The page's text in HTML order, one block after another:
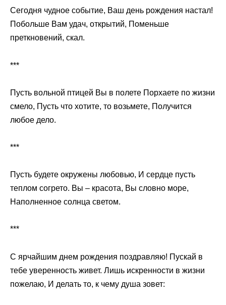
Сегодня чудное событие, Ваш день рождения настал!
Побольше Вам удач, открытий, Поменьше
преткновений, скал.
***
Пусть вольной птицей Вы в полете Порхаете по жизни
смело, Пусть что хотите, то возьмете, Получится
любое дело.
***
Пусть будете окружены любовью, И сердце пусть
теплом согрето. Вы – красота, Вы словно море,
Наполненное солнца светом.
***
С ярчайшим днем рождения поздравляю! Пускай в
тебе уверенность живет. Лишь искренности в жизни
пожелаю, И делать то, к чему душа зовет: